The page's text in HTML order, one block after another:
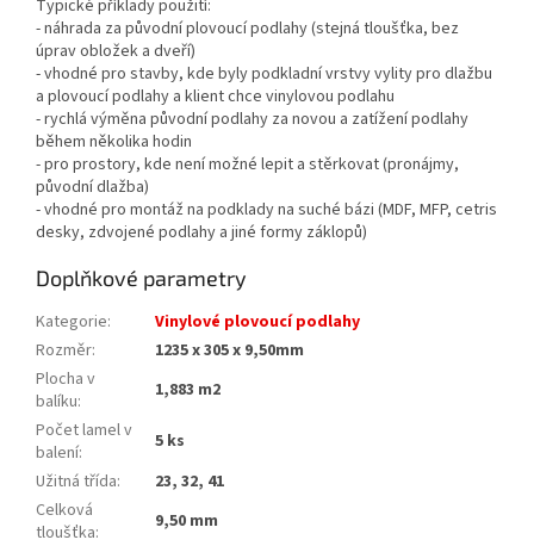
Typické příklady použití:
- náhrada za původní plovoucí podlahy (stejná tloušťka, bez
úprav obložek a dveří)
- vhodné pro stavby, kde byly podkladní vrstvy vylity pro dlažbu
a plovoucí podlahy a klient chce vinylovou podlahu
- rychlá výměna původní podlahy za novou a zatížení podlahy
během několika hodin
- pro prostory, kde není možné lepit a stěrkovat (pronájmy,
původní dlažba)
- vhodné pro montáž na podklady na suché bázi (MDF, MFP, cetris
desky, zdvojené podlahy a jiné formy záklopů)
Doplňkové parametry
Kategorie:
Vinylové plovoucí podlahy
Rozměr:
1235 x 305 x 9,50mm
Plocha v
balíku:
1,883 m2
Počet lamel v
balení:
5 ks
Užitná třída:
23, 32, 41
Celková
tloušťka:
9,50 mm